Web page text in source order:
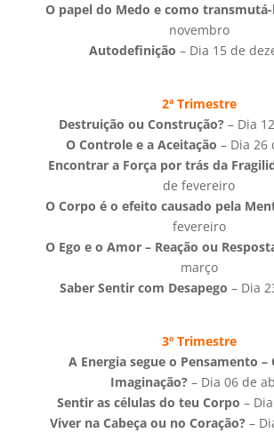
O papel do Medo e como
novembro
Autodefinição – Dia 15 de
2ª Trimestre
Destruição ou Construção? – Dia
O Controle e a Aceitação – Dia 26
Encontrar a Força por trás da
de fevereiro
O Corpo é o efeito causado pela
fevereiro
O Ego e o Amor – Reação ou
março
Saber Sentir com Desapego – Dia
3º Trimestre
A Energia segue o Pensamento –
Imaginação? – Dia 06 de
Sentir as células do teu Corpo –
Viver na Cabeça ou no Coração?–